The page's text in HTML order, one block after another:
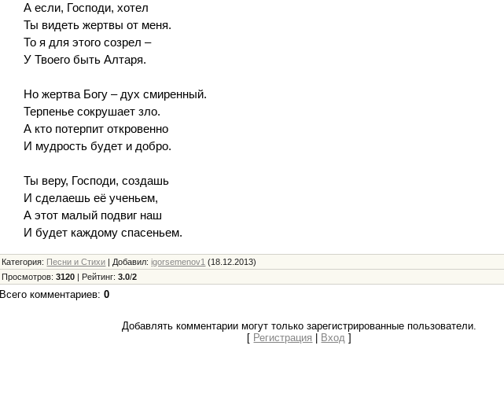
А если, Господи, хотел
Ты видеть жертвы от меня.
То я для этого созрел –
У Твоего быть Алтаря.
Но жертва Богу – дух смиренный.
Терпенье сокрушает зло.
А кто потерпит откровенно
И мудрость будет и добро.
Ты веру, Господи, создашь
И сделаешь её ученьем,
А этот малый подвиг наш
И будет каждому спасеньем.
Категория: Песни и Стихи Добавил:igorsemenov1 (18.12.2013)
Просмотров:3120 Рейтинг:3.0/2
Всего комментариев:0
Добавлять комментарии могут только зарегистрированные пользователи.
[ Регистрация Вход ]